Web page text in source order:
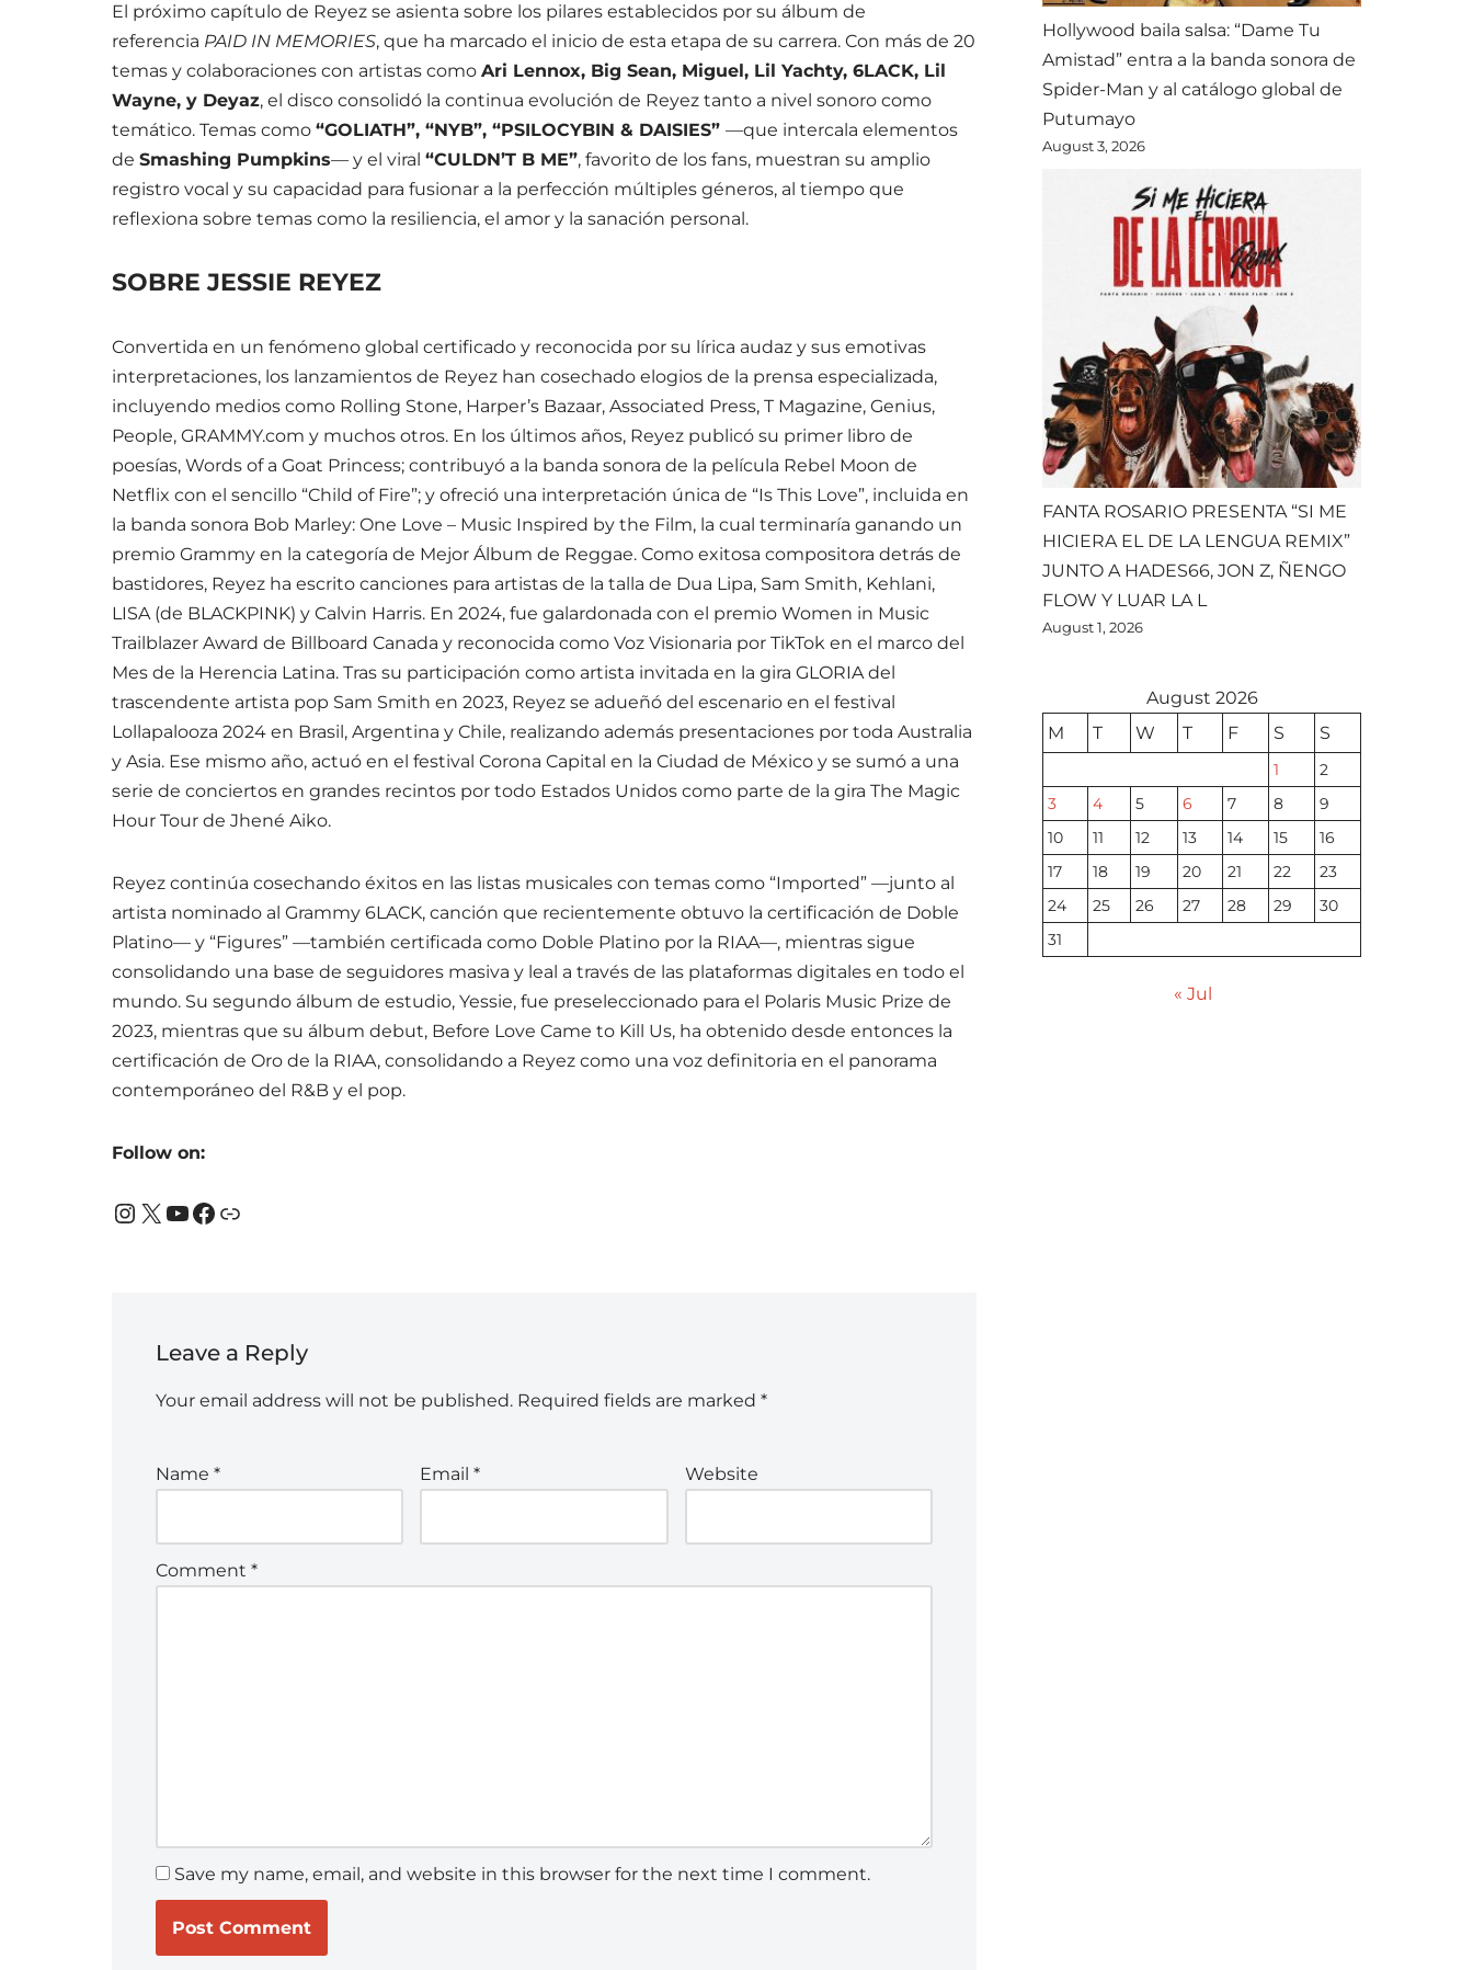
El próximo capítulo de Reyez se asienta sobre los pilares establecidos por su álbum de
referencia PAID IN MEMORIES, que ha marcado el inicio de esta etapa de su carrera. Con más de 20
temas y colaboraciones con artistas como Ari Lennox, Big Sean, Miguel, Lil Yachty, 6LACK, Lil
Wayne, y Deyaz, el disco consolidó la continua evolución de Reyez tanto a nivel sonoro como
temático. Temas como “GOLIATH”, “NYB”, “PSILOCYBIN & DAISIES” —que intercala elementos
de Smashing Pumpkins— y el viral “CULDN’T B ME”, favorito de los fans, muestran su amplio
registro vocal y su capacidad para fusionar a la perfección múltiples géneros, al tiempo que
reflexiona sobre temas como la resiliencia, el amor y la sanación personal.
SOBRE JESSIE REYEZ
Convertida en un fenómeno global certificado y reconocida por su lírica audaz y sus emotivas
interpretaciones, los lanzamientos de Reyez han cosechado elogios de la prensa especializada,
incluyendo medios como Rolling Stone, Harper’s Bazaar, Associated Press, T Magazine, Genius,
People, GRAMMY.com y muchos otros. En los últimos años, Reyez publicó su primer libro de
poesías, Words of a Goat Princess; contribuyó a la banda sonora de la película Rebel Moon de
Netflix con el sencillo “Child of Fire”; y ofreció una interpretación única de “Is This Love”, incluida en
la banda sonora Bob Marley: One Love – Music Inspired by the Film, la cual terminaría ganando un
premio Grammy en la categoría de Mejor Álbum de Reggae. Como exitosa compositora detrás de
bastidores, Reyez ha escrito canciones para artistas de la talla de Dua Lipa, Sam Smith, Kehlani,
LISA (de BLACKPINK) y Calvin Harris. En 2024, fue galardonada con el premio Women in Music
Trailblazer Award de Billboard Canada y reconocida como Voz Visionaria por TikTok en el marco del
Mes de la Herencia Latina. Tras su participación como artista invitada en la gira GLORIA del
trascendente artista pop Sam Smith en 2023, Reyez se adueñó del escenario en el festival
Lollapalooza 2024 en Brasil, Argentina y Chile, realizando además presentaciones por toda Australia
y Asia. Ese mismo año, actuó en el festival Corona Capital en la Ciudad de México y se sumó a una
serie de conciertos en grandes recintos por todo Estados Unidos como parte de la gira The Magic
Hour Tour de Jhené Aiko.
Reyez continúa cosechando éxitos en las listas musicales con temas como “Imported” —junto al
artista nominado al Grammy 6LACK, canción que recientemente obtuvo la certificación de Doble
Platino— y “Figures” —también certificada como Doble Platino por la RIAA—, mientras sigue
consolidando una base de seguidores masiva y leal a través de las plataformas digitales en todo el
mundo. Su segundo álbum de estudio, Yessie, fue preseleccionado para el Polaris Music Prize de
2023, mientras que su álbum debut, Before Love Came to Kill Us, ha obtenido desde entonces la
certificación de Oro de la RIAA, consolidando a Reyez como una voz definitoria en el panorama
contemporáneo del R&B y el pop.
Follow on:
Leave a Reply
Your email address will not be published. Required fields are marked *
Name * Email* Website
Comment *
Save my name, email, and website in this browser for the next time I comment.
Hollywood baila salsa: “Dame Tu
Amistad” entra a la banda sonora de
Spider-Man y al catálogo global de
Putumayo
August 3, 2026
FANTA ROSARIO PRESENTA “SI ME
HICIERA EL DE LA LENGUA REMIX”
JUNTO A HADES66, JON Z, ÑENGO
FLOW Y LUAR LA L
August 1, 2026
August 2026
M
T W T F S S
1
2
3
4 5 6 7 8
9
10
11 12 13 14 15
16
17
18 19 20 21 22
23
24
25 26 27 28 29
30
31
« Jul